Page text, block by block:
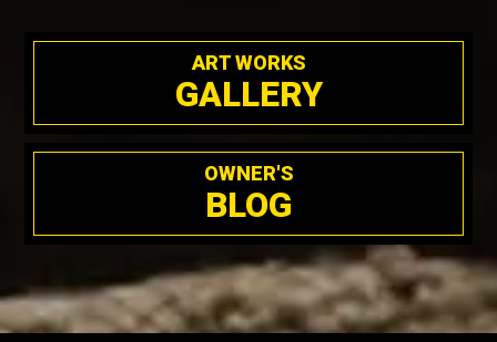
ART WORKS
GALLERY
OWNER'S
BLOG